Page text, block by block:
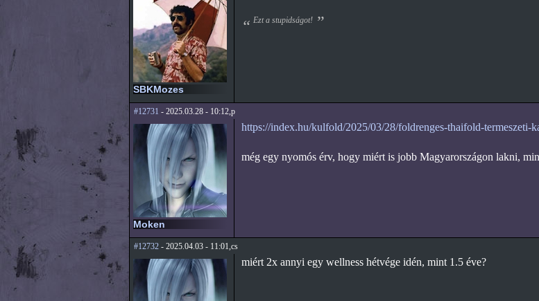
SBKMozes
Ezt a stupidságot!
#12731 - 2025.03.28 - 10:12,p
Moken
https://index.hu/kulfold/2025/03/28/foldrenges-thaifold-termeszeti-
még egy nyomós érv, hogy miért is jobb Magyarországon lakni,
#12732- 2025.04.03 - 11:01,cs
miért 2x annyi egy wellness hétvége idén, mint 1.5 éve?